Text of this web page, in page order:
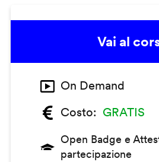
Vai al
On Demand
Costo
GRATIS
Open Badge e
partecipazione